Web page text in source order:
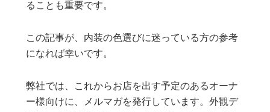
ることも重要です。
この記事が、内装の色選びに迷っている方の参考
になれば幸いです。
弊社では、これからお店を出す予定のあるオーナ
ー様向けに、メルマガを発行しています。外観デ